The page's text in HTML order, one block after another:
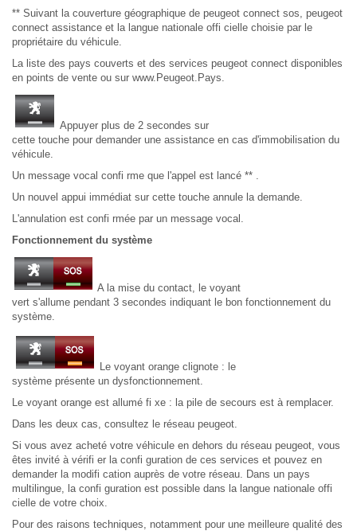
** Suivant la couverture géographique de peugeot connect sos, peugeot
connect assistance et la langue nationale offi cielle choisie par le
propriétaire du véhicule.
La liste des pays couverts et des services peugeot connect disponibles
en points de vente ou sur www.Peugeot.Pays.
Appuyer plus de 2 secondes sur
cette touche pour demander une assistance en cas d'immobilisation du
véhicule.
Un message vocal confi rme que l'appel est lancé ** .
Un nouvel appui immédiat sur cette touche annule la demande.
L'annulation est confi rmée par un message vocal.
Fonctionnement du système
A la mise du contact, le voyant
vert s'allume pendant 3 secondes indiquant le bon fonctionnement du
système.
Le voyant orange clignote : le
système présente un dysfonctionnement.
Le voyant orange est allumé fi xe : la pile de secours est à remplacer.
Dans les deux cas, consultez le réseau peugeot.
Si vous avez acheté votre véhicule en dehors du réseau peugeot, vous
êtes invité à vérifi er la confi guration de ces services et pouvez en
demander la modifi cation auprès de votre réseau. Dans un pays
multilingue, la confi guration est possible dans la langue nationale offi
cielle de votre choix.
Pour des raisons techniques, notamment pour une meilleure qualité des